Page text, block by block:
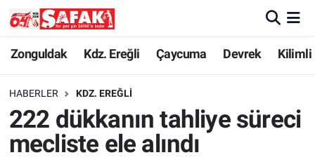
Zonguldak Kdz. Ereğli Çaycuma Devrek Kilimli
HABERLER KDZ. EREĞLI
222 dükkanın tahliye süreci
mecliste ele alındı
Zonguldak
Kdz. Ereğli
Çaycuma
Zonguldak Nöbetçi Eczaneler
Zonguldak Hava Durumu
Zonguldak Namaz Vakitleri